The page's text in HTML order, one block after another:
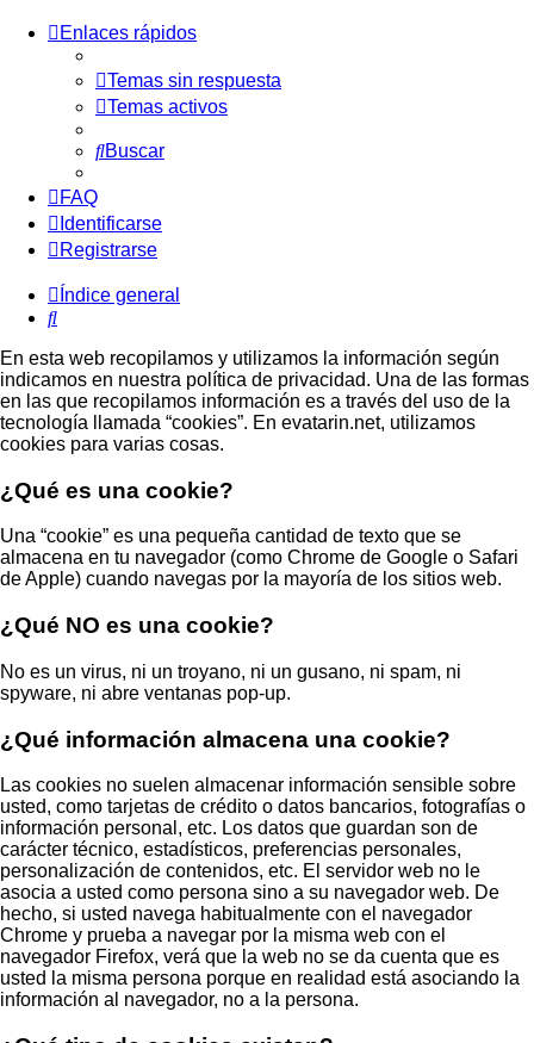
Enlaces rápidos
Temas sin respuesta
Temas activos
Buscar
FAQ
Identificarse
Registrarse
Índice general
Buscar
En esta web recopilamos y utilizamos la información según
indicamos en nuestra política de privacidad. Una de las formas
en las que recopilamos información es a través del uso de la
tecnología llamada “cookies”. En evatarin.net, utilizamos
cookies para varias cosas.
¿Qué es una cookie?
Una “cookie” es una pequeña cantidad de texto que se
almacena en tu navegador (como Chrome de Google o Safari
de Apple) cuando navegas por la mayoría de los sitios web.
¿Qué NO es una cookie?
No es un virus, ni un troyano, ni un gusano, ni spam, ni
spyware, ni abre ventanas pop-up.
¿Qué información almacena una cookie?
Las cookies no suelen almacenar información sensible sobre
usted, como tarjetas de crédito o datos bancarios, fotografías o
información personal, etc. Los datos que guardan son de
carácter técnico, estadísticos, preferencias personales,
personalización de contenidos, etc. El servidor web no le
asocia a usted como persona sino a su navegador web. De
hecho, si usted navega habitualmente con el navegador
Chrome y prueba a navegar por la misma web con el
navegador Firefox, verá que la web no se da cuenta que es
usted la misma persona porque en realidad está asociando la
información al navegador, no a la persona.